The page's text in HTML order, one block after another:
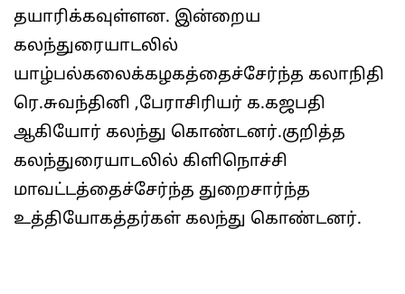
தயாரிக்கவுள்ளன. இன்றைய
கலந்துரையாடலில்
யாழ்பல்கலைக்கழகத்தைச்சேர்ந்த கலாநிதி
ரெ.சுவந்தினி ,பேராசிரியர் க.கஜபதி
ஆகியோர் கலந்து கொண்டனர்.குறித்த
கலந்துரையாடலில் கிளிநொச்சி
மாவட்டத்தைச்சேர்ந்த துறைசார்ந்த
உத்தியோகத்தர்கள் கலந்து கொண்டனர்.